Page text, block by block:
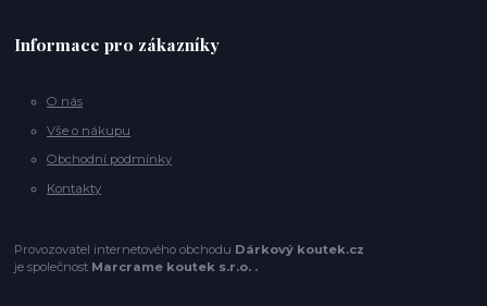
Informace pro zákazníky
O nás
Vše o nákupu
Obchodní podmínky
Kontakty
Provozovatel internetového obchodu Dárkový koutek.cz
je společnost Marcrame koutek s.r.o. .